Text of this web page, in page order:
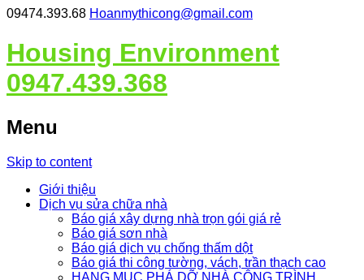
09474.393.68 Hoanmythicong@gmail.com
Housing Environment
0947.439.368
Menu
Skip to content
Giới thiệu
Dịch vụ sửa chữa nhà
Báo giá xây dựng nhà trọn gói giá rẻ
Báo giá sơn nhà
Báo giá dịch vụ chống thấm dột
Báo giá thi công tường, vách, trần thạch cao
HẠNG MỤC PHÁ DỠ NHÀ,CÔNG TRÌNH